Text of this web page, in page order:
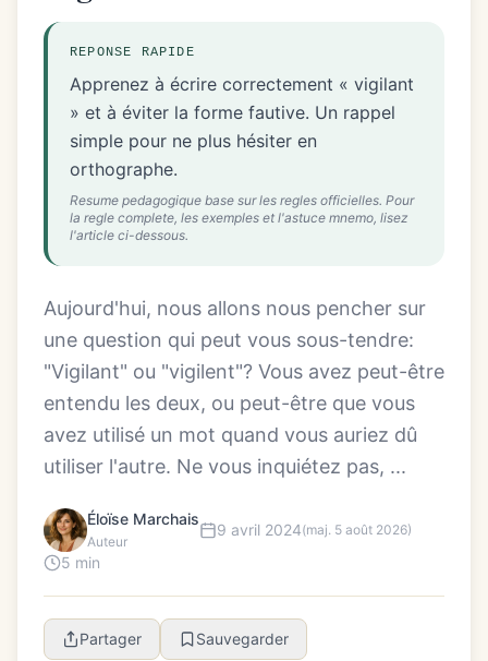
REPONSE RAPIDE
Apprenez à écrire correctement « vigilant
» et à éviter la forme fautive. Un rappel
simple pour ne plus hésiter en
orthographe.
Resume pedagogique base sur les regles officielles. Pour
la regle complete, les exemples et l'astuce mnemo, lisez
l'article ci-dessous.
Aujourd'hui, nous allons nous pencher sur
une question qui peut vous sous-tendre:
"Vigilant" ou "vigilent"? Vous avez peut-être
entendu les deux, ou peut-être que vous
avez utilisé un mot quand vous auriez dû
utiliser l'autre. Ne vous inquiétez pas, ...
Éloïse Marchais
Auteur
9 avril 2024(maj. 5 août 2026)
5 min
Partager Sauvegarder